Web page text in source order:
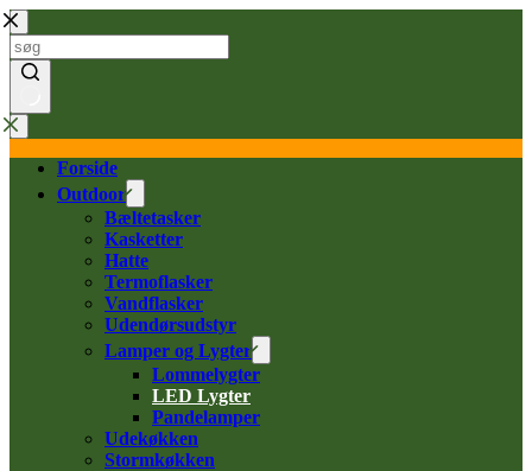
Forside
Outdoor
Bæltetasker
Kasketter
Hatte
Termoflasker
Vandflasker
Udendørsudstyr
Lamper og Lygter
Lommelygter
LED Lygter
Pandelamper
Udekøkken
Stormkøkken